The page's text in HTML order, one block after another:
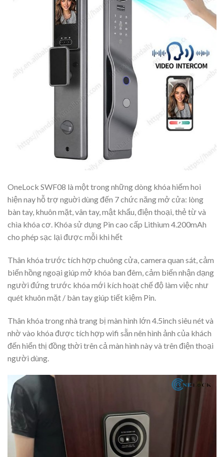
OneLock SWF08 là một trong những dòng khóa hiếm hoi
hiện nay hỗ trợ nguời dùng đến 7 chức năng mở cửa: lòng
bàn tay, khuôn mặt, vân tay, mật khẩu, điện thoại, thẻ từ và
chìa khóa cơ. Khóa sử dụng Pin cao cấp Lithium 4.200mAh
cho phép sạc lại được mỗi khi hết
Thân khóa trước tích hợp chuông cửa, camera quan sát, cảm
biến hồng ngoại giúp mở khóa ban đêm, cảm biến nhận dạng
người đứng trước khóa mới kích hoạt chế độ làm việc như
quét khuôn mặt / bàn tay giúp tiết kiệm Pin.
Thân khóa trong nhà trang bị màn hình lớn 4.5inch siêu nét và
nhờ vào khóa được tích hợp wifi sẵn nên hình ảnh của khách
đến hiển thị đồng thời trên cả màn hình này và trên điện thoại
người dùng.